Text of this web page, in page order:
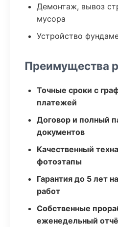
Демонтаж, вывоз
мусора
Устройство
Преимущества
Точные сроки с
платежей
Договор и полный
документов
Качественный
фотоэтапы
Гарантия до 5 лет
работ
Собственные
еженедельный